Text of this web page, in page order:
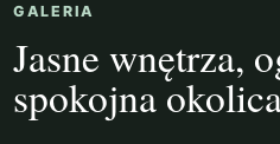
GALERIA
Jasne wnętrza,
spokojna